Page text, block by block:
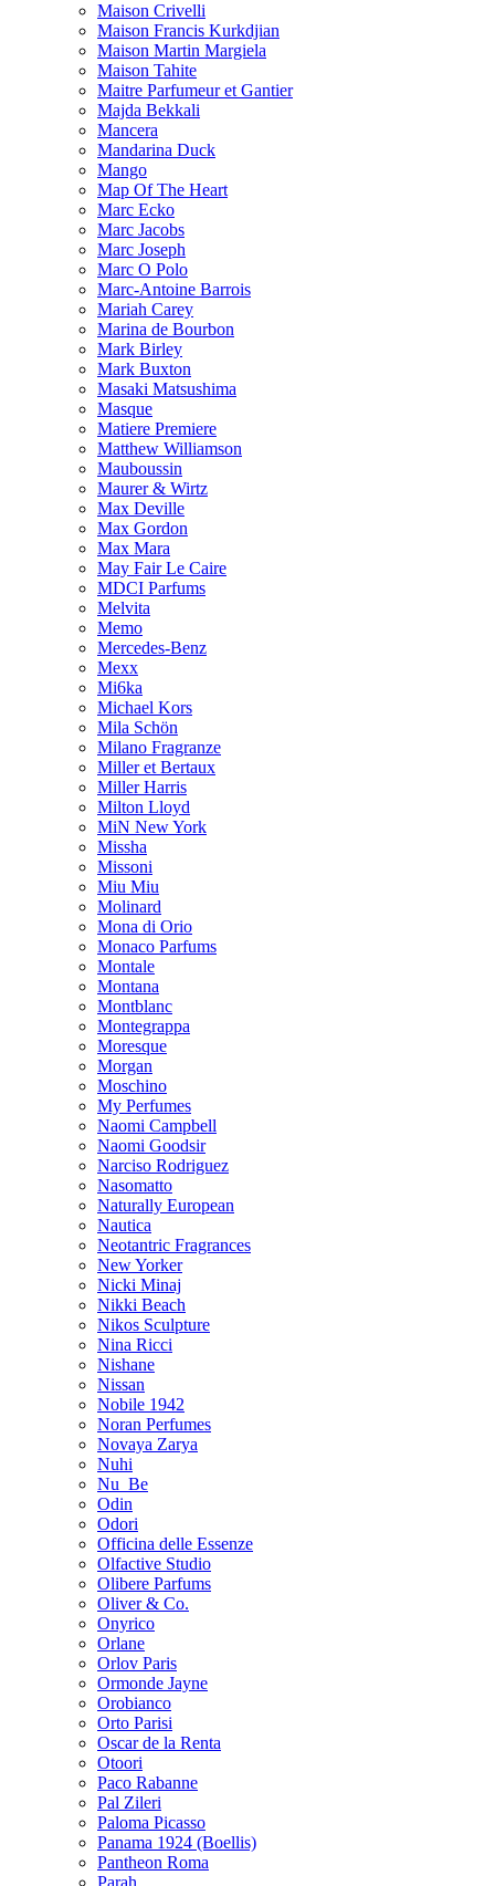
Maison Crivelli
Maison Francis Kurkdjian
Maison Martin Margiela
Maison Tahite
Maitre Parfumeur et Gantier
Majda Bekkali
Mancera
Mandarina Duck
Mango
Map Of The Heart
Marc Ecko
Marc Jacobs
Marc Joseph
Marc O Polo
Marc-Antoine Barrois
Mariah Carey
Marina de Bourbon
Mark Birley
Mark Buxton
Masaki Matsushima
Masque
Matiere Premiere
Matthew Williamson
Mauboussin
Maurer & Wirtz
Max Deville
Max Gordon
Max Mara
May Fair Le Caire
MDCI Parfums
Melvita
Memo
Mercedes-Benz
Mexx
Mi6ka
Michael Kors
Mila Schön
Milano Fragranze
Miller et Bertaux
Miller Harris
Milton Lloyd
MiN New York
Missha
Missoni
Miu Miu
Molinard
Mona di Orio
Monaco Parfums
Montale
Montana
Montblanc
Montegrappa
Moresque
Morgan
Moschino
My Perfumes
Naomi Campbell
Naomi Goodsir
Narciso Rodriguez
Nasomatto
Naturally European
Nautica
Neotantric Fragrances
New Yorker
Nicki Minaj
Nikki Beach
Nikos Sculpture
Nina Ricci
Nishane
Nissan
Nobile 1942
Noran Perfumes
Novaya Zarya
Nuhi
Nu_Be
Odin
Odori
Officina delle Essenze
Olfactive Studio
Olibere Parfums
Oliver & Co.
Onyrico
Orlane
Orlov Paris
Ormonde Jayne
Orobianco
Orto Parisi
Oscar de la Renta
Otoori
Paco Rabanne
Pal Zileri
Paloma Picasso
Panama 1924 (Boellis)
Pantheon Roma
Parah